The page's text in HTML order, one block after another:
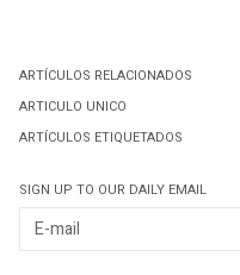
ARTÍCULOS RELACIONADOS
ARTICULO UNICO
ARTÍCULOS ETIQUETADOS
SIGN UP TO OUR DAILY EMAIL